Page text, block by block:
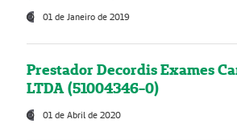
01 de Janeiro de 2019
Prestador Decordis Exames
LTDA (51004346-0)
01 de Abril de 2020